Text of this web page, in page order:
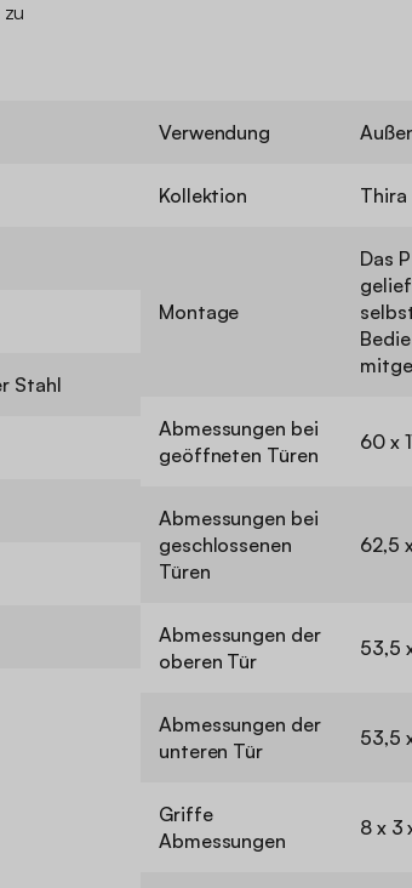
Stahl
Verwendung
Kollektion Thira
Montage
Das
Abmessungen bei
geöffneten Türen
60 x
Abmessungen bei
geschlossenen
Türen
62,5
Abmessungen der
oberen Tür
53,5
Abmessungen der
unteren Tür
53,5
Griffe
Abmessungen
8 x 3